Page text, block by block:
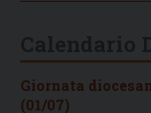
Giornata
(01/07)